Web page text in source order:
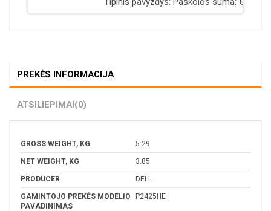
PREKĖS INFORMACIJA
ATSILIEPIMAI(0)
GROSS WEIGHT, KG 5.29
NET WEIGHT, KG 3.85
PRODUCER DELL
GAMINTOJO PREKĖS MODELIO
PAVADINIMAS
P2425HE